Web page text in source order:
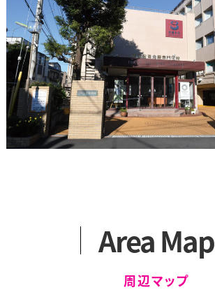
Area Map
周辺マップ